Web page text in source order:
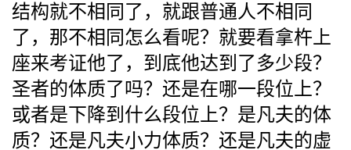
结构就不相同了，就跟普通人不相同
了，那不相同怎么看呢？就要看拿杵上
座来考证他了，到底他达到了多少段？
圣者的体质了吗？还是在哪一段位上？
或者是下降到什么段位上？是凡夫的体
质？还是凡夫小力体质？还是凡夫的虚